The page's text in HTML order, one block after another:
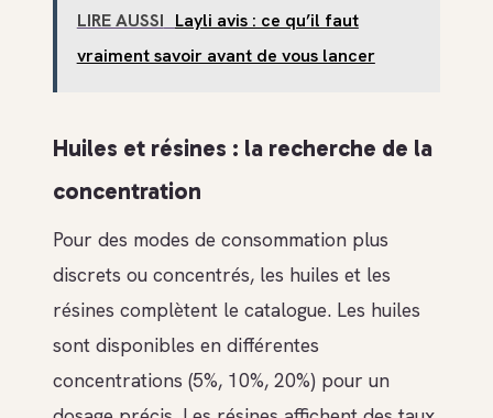
LIRE AUSSI Layli avis : ce qu’il faut
vraiment savoir avant de vous lancer
Huiles et résines : la recherche de la
concentration
Pour des modes de consommation plus
discrets ou concentrés, les huiles et les
résines complètent le catalogue. Les huiles
sont disponibles en différentes
concentrations (5%, 10%, 20%) pour un